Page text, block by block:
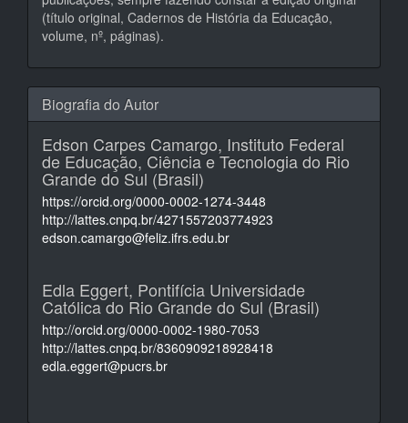
(título original, Cadernos de História da Educação,
volume, nº, páginas).
Biografia do Autor
Edson Carpes Camargo, Instituto Federal
de Educação, Ciência e Tecnologia do Rio
Grande do Sul (Brasil)
https://orcid.org/0000-0002-1274-3448
http://lattes.cnpq.br/4271557203774923
edson.camargo@feliz.ifrs.edu.br
Edla Eggert, Pontifícia Universidade
Católica do Rio Grande do Sul (Brasil)
http://orcid.org/0000-0002-1980-7053
http://lattes.cnpq.br/8360909218928418
edla.eggert@pucrs.br